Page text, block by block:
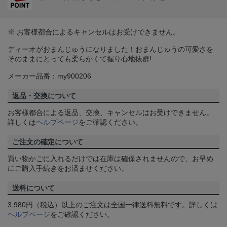
※ お客様都合によるキャンセルはお受けできません。
ディーオがおまんじゅうになりました！おまんじゅうの可愛さを
そのままにとっても柔らかくて握り心地抜群!
メーカー品番：my900206
返品・交換について
お客様都合による返品、交換、キャンセルはお受けできません。
詳しくはヘルプページをご確認ください。
ご注文の確定について
買い物かごに入れるだけでは在庫は確保されませんので、お早め
にご購入手続きをお済ませください。
送料について
3,980円（税込）以上のご注文は全国一律送料無料です。詳しくは
ヘルプページをご確認ください。